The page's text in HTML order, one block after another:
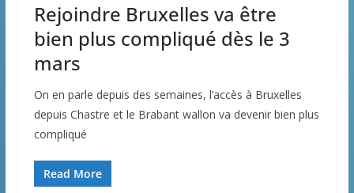
Rejoindre Bruxelles va être
bien plus compliqué dès le 3
mars
On en parle depuis des semaines, l’accès à Bruxelles
depuis Chastre et le Brabant wallon va devenir bien plus
compliqué
Read More